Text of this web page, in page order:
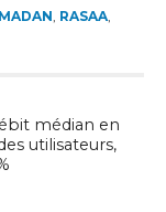
, RASAA,
médian en
utilisateurs,